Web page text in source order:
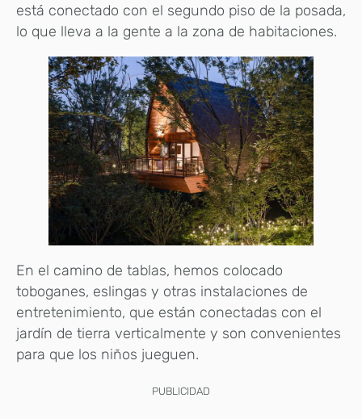
está conectado con el segundo piso de la posada,
lo que lleva a la gente a la zona de habitaciones.
En el camino de tablas, hemos colocado
toboganes, eslingas y otras instalaciones de
entretenimiento, que están conectadas con el
jardín de tierra verticalmente y son convenientes
para que los niños jueguen.
PUBLICIDAD